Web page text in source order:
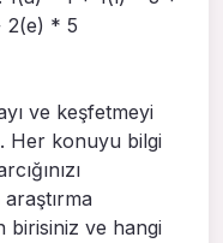
2(e) * 5
ve keşfetmeyi
Her konuyu bilgi
birisiniz ve hangi